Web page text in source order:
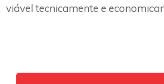
viável tecnicamente e